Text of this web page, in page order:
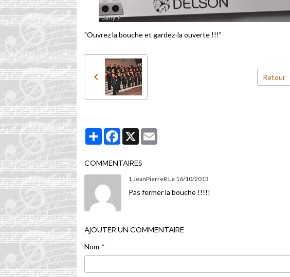
"Ouvrez la bouche et gardez-la ouverte !!!"
Retour
PartagerFacebook
X
COMMENTAIRES
1JeanPierreRLe 16/10/2013
Pas fermer la bouche !!!!!
AJOUTER UN COMMENTAIRE
Nom